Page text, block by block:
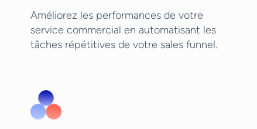
Améliorez les performances de votre
service commercial en automatisant les
tâches répétitives de votre sales funnel.